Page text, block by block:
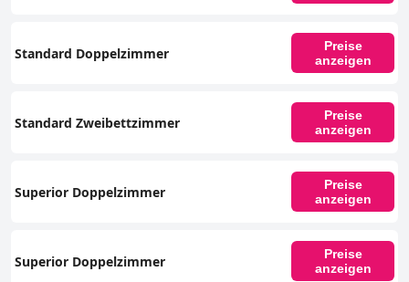
Standard Doppelzimmer
Preise
anzeigen
Standard Zweibettzimmer
Preise
anzeigen
Superior Doppelzimmer
Preise
anzeigen
Superior Doppelzimmer
Preise
anzeigen